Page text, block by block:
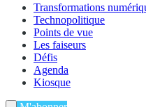
Transformations
Technopolitique
Points de vue
Les faiseurs
Défis
Agenda
Kiosque